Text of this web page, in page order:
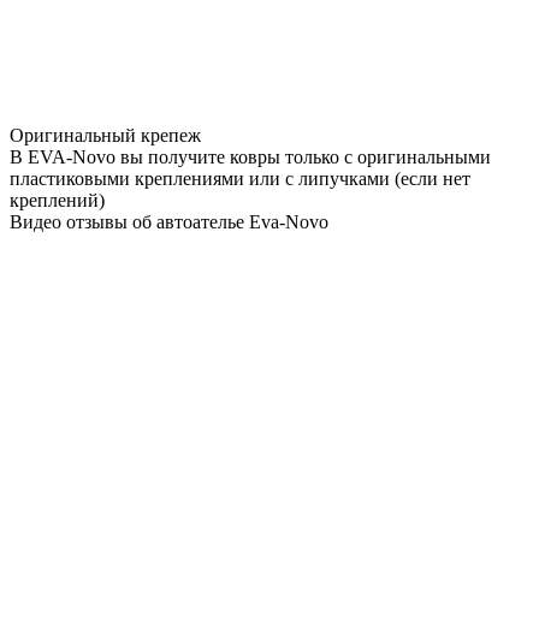
Оригинальный крепеж
В EVA-Novo вы получите ковры только с оригинальными
пластиковыми креплениями или с липучками (если нет
креплений)
Видео отзывы об автоателье Eva-Novo